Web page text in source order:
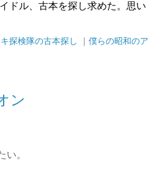
ドル、古本を探し求めた。思い
探検隊の古本探し ｜ 僕らの昭和のア
ン
い。